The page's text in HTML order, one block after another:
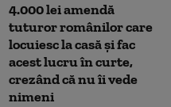
4.000 lei amendă
tuturor românilor care
locuiesc la casă și fac
acest lucru în curte,
crezând că nu îi vede
nimeni